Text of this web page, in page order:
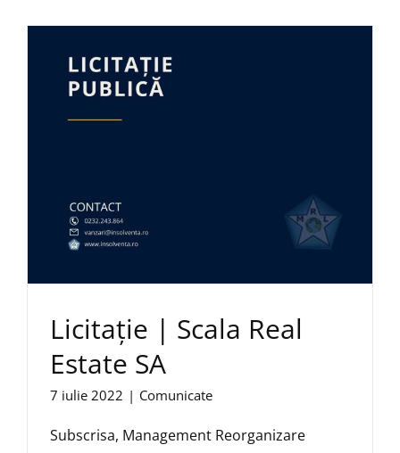
Licitație | Scala Real
Estate SA
7 iulie 2022 | Comunicate
Subscrisa, Management Reorganizare